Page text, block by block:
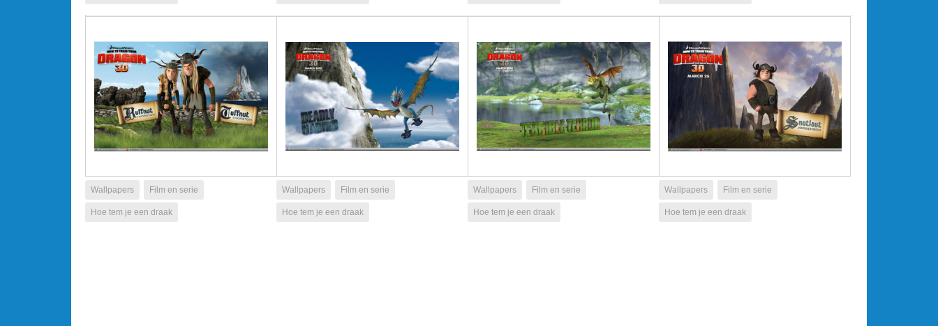
Wallpapers Film en serie
Hoe tem je een draak
Wallpapers Film en serie
Hoe tem je een draak
Wallpapers Film en serie
Hoe tem je een draak
Wallpapers Film en serie
Hoe tem je een draak